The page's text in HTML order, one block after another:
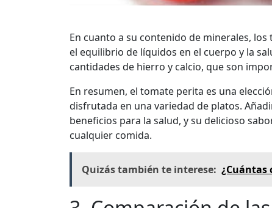
En cuanto a su contenido de minerales,
el equilibrio de líquidos en el cuerpo y la
cantidades de hierro y calcio, que son
En resumen, el tomate perita es una
disfrutada en una variedad de platos.
beneficios para la salud, y su delicioso
cualquier comida.
Quizás también te interese: ¿Cuántas